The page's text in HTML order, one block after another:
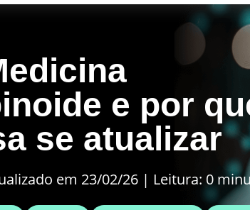
e por
se atualizar
em 23/02/26 | Leitura: 0